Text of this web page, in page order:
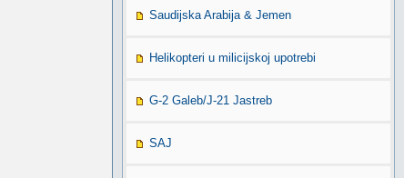
Saudijska Arabija & Jemen
Helikopteri u milicijskoj upotrebi
G-2 Galeb/J-21 Jastreb
SAJ